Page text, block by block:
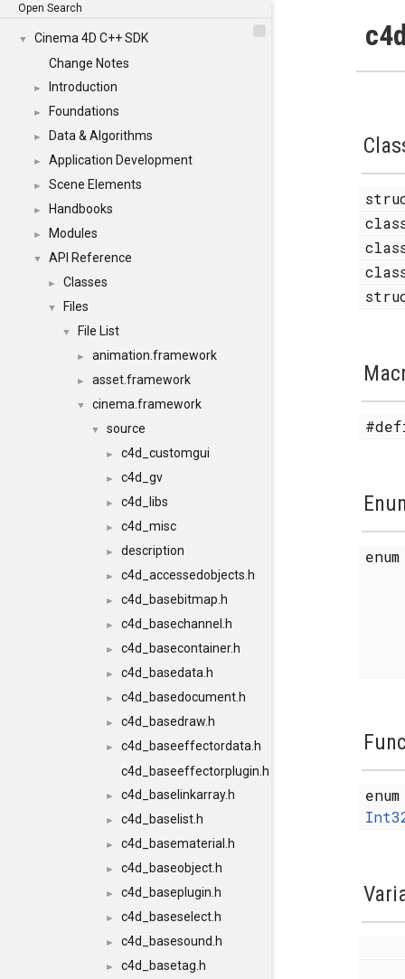
Open Search
▼
Cinema 4D C++ SDK
Change Notes
► Introduction
► Foundations
► Data & Algorithms
► Application Development
► Scene Elements
► Handbooks
► Modules
▼ API Reference
► Classes
▼ Files
▼ File List
► animation.framework
► asset.framework
▼ cinema.framework
▼ source
► c4d_customgui
► c4d_gv
► c4d_libs
► c4d_misc
► description
► c4d_accessedobjects.h
► c4d_basebitmap.h
► c4d_basechannel.h
► c4d_basecontainer.h
► c4d_basedata.h
► c4d_basedocument.h
► c4d_basedraw.h
►
c4d_baseeffectordata.h
c4d_baseeffectorplugin.h
► c4d_baselinkarray.h
► c4d_baselist.h
► c4d_basematerial.h
► c4d_baseobject.h
► c4d_baseplugin.h
► c4d_baseselect.h
► c4d_basesound.h
► c4d_basetag.h